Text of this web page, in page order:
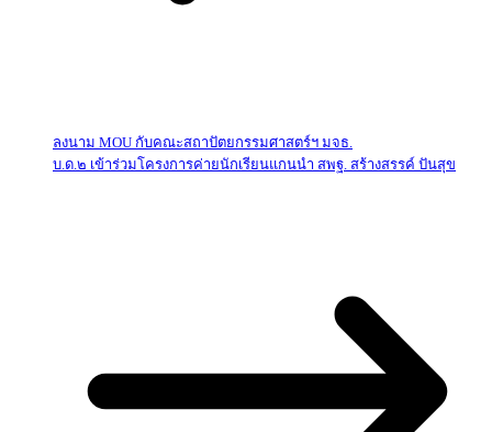
ลงนาม MOU กับคณะสถาปัตยกรรมศาสตร์ฯ มจธ.
บ.ด.๒ เข้าร่วมโครงการค่ายนักเรียนแกนนำ สพฐ. สร้างสรรค์ ปันสุข